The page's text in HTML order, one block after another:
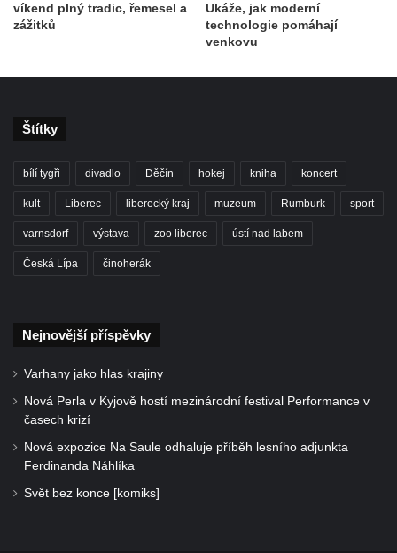
víkend plný tradic, řemesel a
zážitků
Ukáže, jak moderní
technologie pomáhají
venkovu
Štítky
bílí tygři divadlo Děčín hokej kniha koncert
kult Liberec liberecký kraj muzeum Rumburk sport
varnsdorf výstava zoo liberec ústí nad labem
Česká Lípa činoherák
Nejnovější příspěvky
Varhany jako hlas krajiny
Nová Perla v Kyjově hostí mezinárodní festival Performance v
časech krizí
Nová expozice Na Saule odhaluje příběh lesního adjunkta
Ferdinanda Náhlíka
Svět bez konce [komiks]